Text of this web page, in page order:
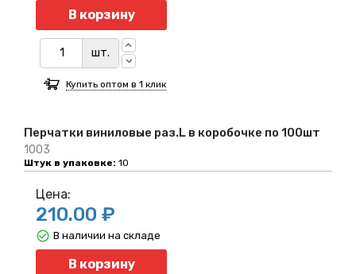
Перчатки виниловые раз.L в коробочке по 100шт
1003
Штук в упаковке: 10
В корзину
шт.
Купить оптом в 1 клик
Цена:
210.00 ₽
В корзину
В наличии на складе